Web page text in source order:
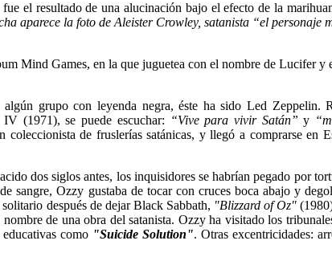
fue el resultado de una alucinación bajo el efecto de la
aparece la foto de Aleister Crowley, satanista “el personaje
Mind Games, en la que juguetea con el nombre de Lucifer y
grupo con leyenda negra, éste ha sido Led Zeppelin.
(1971), se puede escuchar: “Vive para vivir Satán” y
coleccionista de fruslerías satánicas, y llegó a comprarse en
dos siglos antes, los inquisidores se habrían pegado por
sangre, Ozzy gustaba de tocar con cruces boca abajo y
después de dejar Black Sabbath, "Blizzard of Oz"
de una obra del satanista. Ozzy ha visitado los
como "Suicide Solution". Otras excentricidades: